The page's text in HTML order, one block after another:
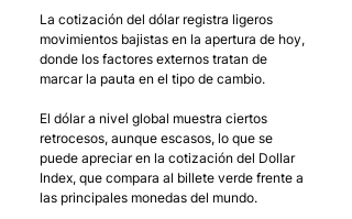
La cotización del dólar registra ligeros
movimientos bajistas en la apertura de hoy,
donde los factores externos tratan de
marcar la pauta en el tipo de cambio.
El dólar a nivel global muestra ciertos
retrocesos, aunque escasos, lo que se
puede apreciar en la cotización del Dollar
Index, que compara al billete verde frente a
las principales monedas del mundo.